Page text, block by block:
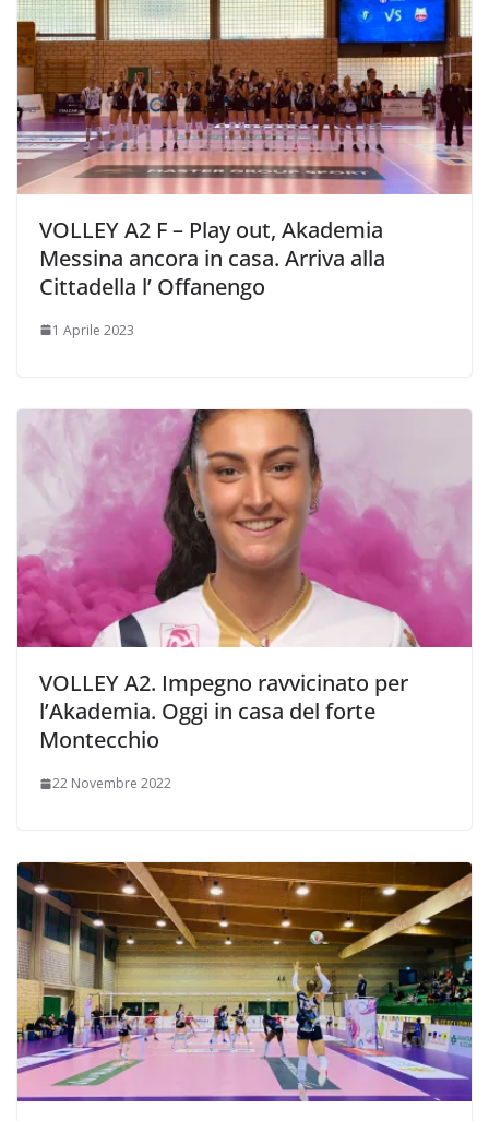
VOLLEY A2 F – Play out, Akademia
Messina ancora in casa. Arriva alla
Cittadella l’ Offanengo
1 Aprile 2023
VOLLEY A2. Impegno ravvicinato per
l’Akademia. Oggi in casa del forte
Montecchio
22 Novembre 2022